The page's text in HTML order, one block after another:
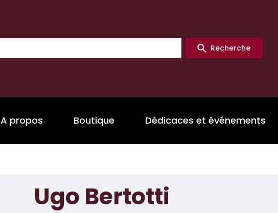
Recherche
A propos Boutique Dédicaces et événements
Ugo Bertotti